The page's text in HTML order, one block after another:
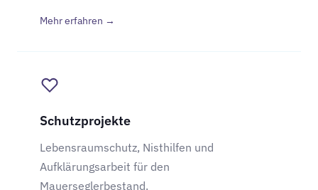
Mehr erfahren →
Schutzprojekte
Lebensraumschutz, Nisthilfen und
Aufklärungsarbeit für den
Mauerseglerbestand.